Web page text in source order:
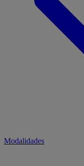
Modalidades